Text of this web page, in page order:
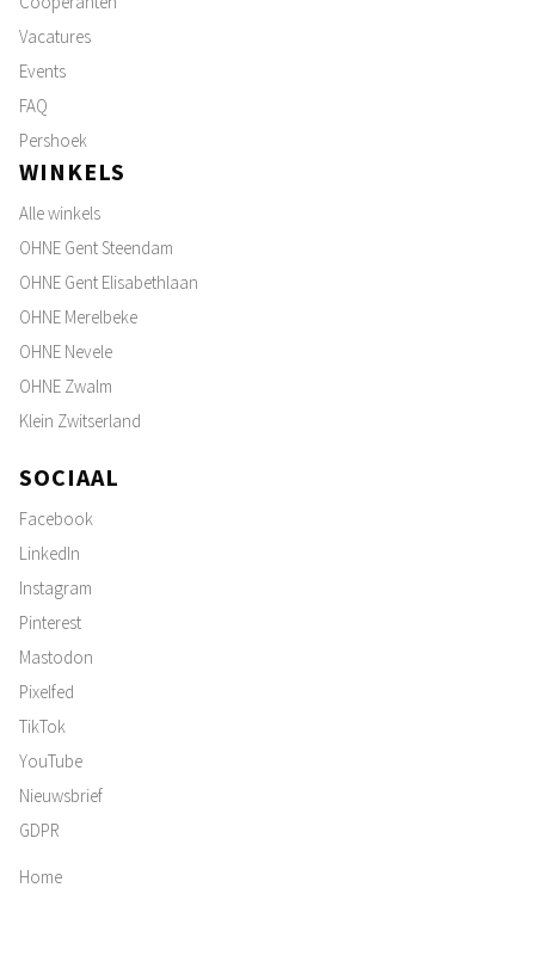
Vacatures
Events
FAQ
Pershoek
WINKELS
Alle winkels
OHNE Gent Steendam
OHNE Gent Elisabethlaan
OHNE Merelbeke
OHNE Nevele
OHNE Zwalm
Klein Zwitserland
SOCIAAL
Facebook
LinkedIn
Instagram
Pinterest
Mastodon
Pixelfed
TikTok
YouTube
Nieuwsbrief
GDPR
Home